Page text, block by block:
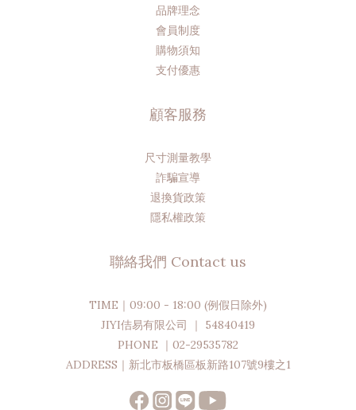
品牌理念
會員制度
購物須知
支付優惠
顧客服務
尺寸測量教學
詐騙宣導
退換貨政策
隱私權政策
聯絡我們 Contact us
TIME｜09:00 - 18:00 (例假日除外)
JIYI佶易有限公司 ｜ 54840419
PHONE ｜02-29535782
ADDRESS｜新北市板橋區板新路107號9樓之1